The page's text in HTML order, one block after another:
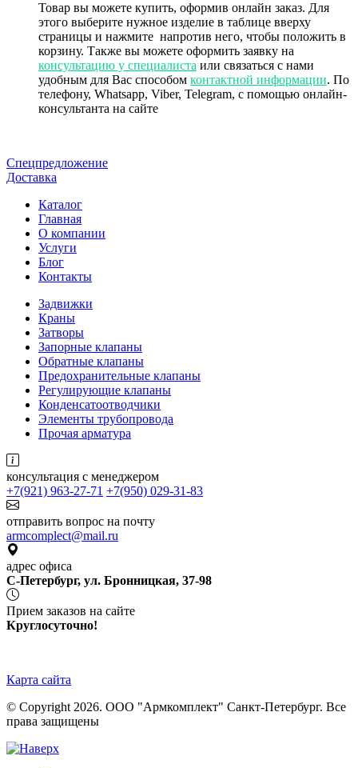
Товар вы можете купить, оформив онлайн заказ. Для
этого выберите нужное изделие в таблице вверху
страницы и нажмите напротив него, чтобы положить в
корзину. Также вы можете оформить заявку на
консультацию у специалиста или связаться с нами
удобным для Вас способом контактной информации. По
телефону, Whatsapp, Viber, Telegram, с помощью онлайн-
консультанта на сайте
Спецпредложение
Доставка
Каталог
Главная
О компании
Услуги
Блог
Контакты
Задвижки
Краны
Затворы
Запорные клапаны
Обратные клапаны
Предохранительные клапаны
Регулирующие клапаны
Конденсатоотводчики
Элементы трубопровода
Прочая арматура
консультация с менеджером
+7(921) 963-27-71 +7(950) 029-31-83
отправить вопрос на почту
armcomplect@mail.ru
адрес офиса
С-Петербург, ул. Бронницкая, 37-98
Прием заказов на сайте
Круглосуточно!
Карта сайта
© Copyright 2026. ООО "Армкомплект" Санкт-Петербург. Все
права защищены